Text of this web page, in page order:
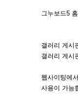
그누보드5
갤러리 게시
갤러리 게시
웹사이팅에
사용이 가능